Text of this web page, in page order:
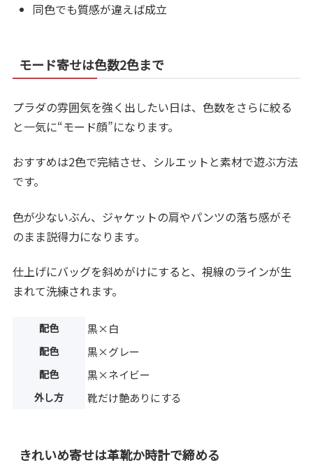
同色でも質感が違えば成立
モード寄せは色数2色まで
プラダの雰囲気を強く出したい日は、色数をさらに絞る
と一気に“モード顔”になります。
おすすめは2色で完結させ、シルエットと素材で遊ぶ方法
です。
色が少ないぶん、ジャケットの肩やパンツの落ち感がそ
のまま説得力になります。
仕上げにバッグを斜めがけにすると、視線のラインが生
まれて洗練されます。
配色 黒×白
配色 黒×グレー
配色 黒×ネイビー
外し方 靴だけ艶ありにする
きれいめ寄せは革靴か時計で締める